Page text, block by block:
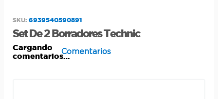
: 6939540590891
Set De 2 Borradores Technic
Cargando
comentarios…Comentarios